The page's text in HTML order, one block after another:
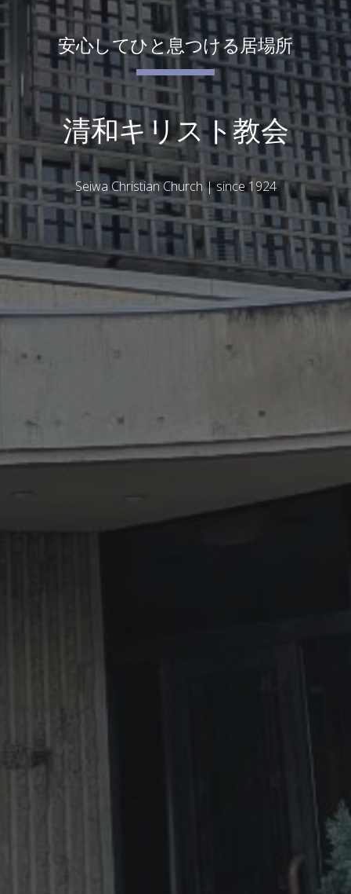
安心してひと息つける居場所
清和キリスト教会
Seiwa Christian Church | since 1924